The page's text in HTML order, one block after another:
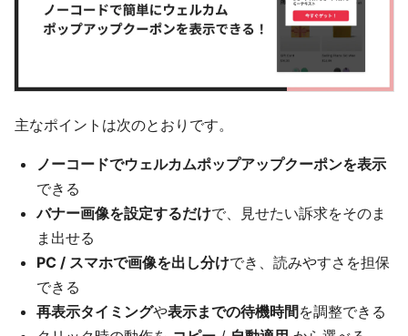
主なポイントは次のとおりです。
ノーコードでウェルカムポップアップクーポンを表示
できる
バナー画像を設定するだけで、見せたい訴求をそのま
ま出せる
PC / スマホで画像を出し分けでき、読みやすさを担保
できる
再表示タイミングや表示までの待機時間 を調整できる